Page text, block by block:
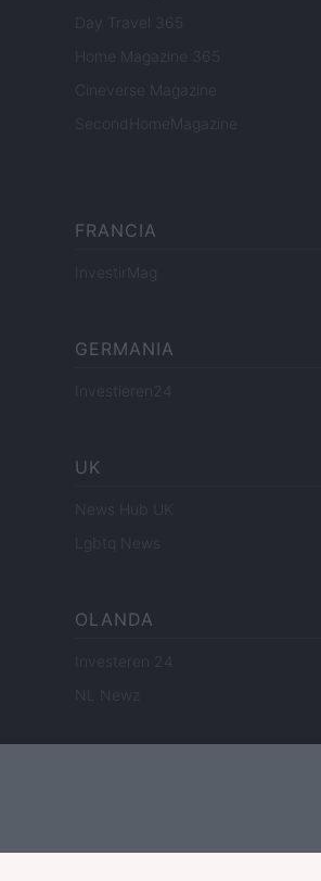
Day Travel 365
Home Magazine 365
Cineverse Magazine
SecondHomeMagazine
FRANCIA
InvestirMag
GERMANIA
Investieren24
UK
News Hub UK
Lgbtq News
OLANDA
Investeren 24
NL Newz